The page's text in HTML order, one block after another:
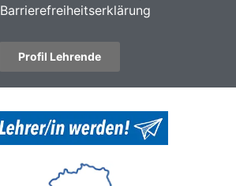
Barrierefreiheitserklärung
Profil Lehrende